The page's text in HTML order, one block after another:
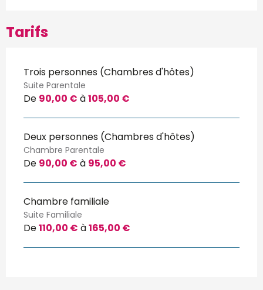
Tarifs
Trois personnes (Chambres d'hôtes)
Suite Parentale
De 90,00 € à105,00 €
Deux personnes (Chambres d'hôtes)
Chambre Parentale
De 90,00 € à 95,00 €
Chambre familiale
Suite Familiale
De110,00 € à165,00 €